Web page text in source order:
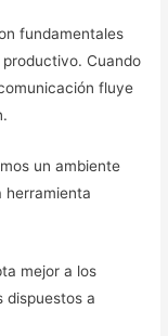
fundamentales
Cuando
fluye
un ambiente
herramienta
mejor a los
dispuestos a